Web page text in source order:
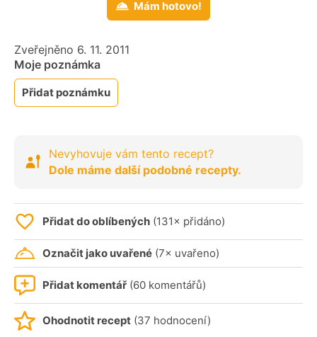
Mám hotovo!
Zveřejněno 6. 11. 2011
Moje poznámka
Přidat poznámku
Nevyhovuje vám tento recept?
Dole máme další podobné recepty.
Přidat do oblíbených (131× přidáno)
Označit jako uvařené (7× uvařeno)
Přidat komentář (60 komentářů)
Ohodnotit recept (37 hodnocení)